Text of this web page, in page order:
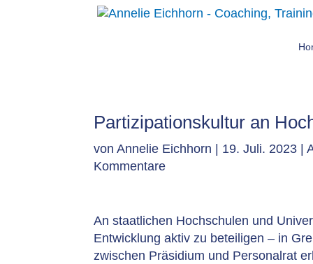
Partizipationskultur an
vonAnnelie Eichhorn | 19. Juli. 2023 |
Kommentare
An staatlichen Hochschulen und
Entwicklung aktiv zu beteiligen – in
zwischen Präsidium und Personalrat